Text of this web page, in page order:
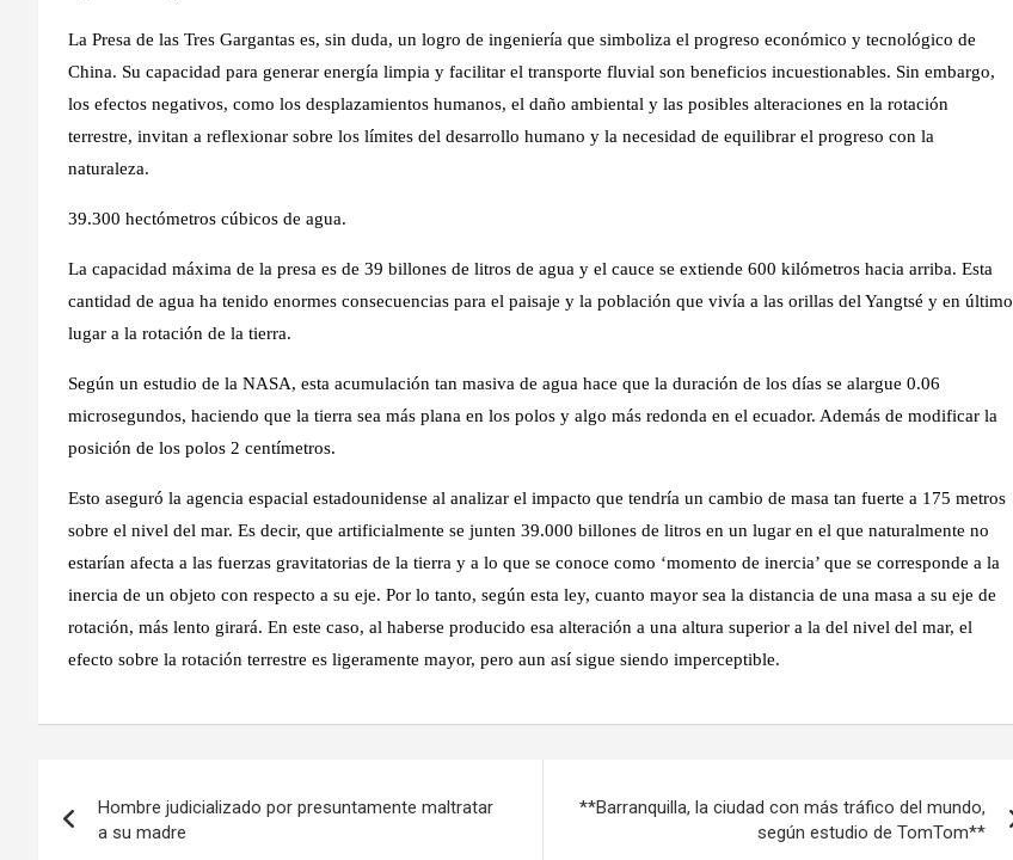
La Presa de las Tres Gargantas es, sin duda, un logro de ingeniería que simboliza el progreso económico y tecnológico de
China. Su capacidad para generar energía limpia y facilitar el transporte fluvial son beneficios incuestionables. Sin embargo,
los efectos negativos, como los desplazamientos humanos, el daño ambiental y las posibles alteraciones en la rotación
terrestre, invitan a reflexionar sobre los límites del desarrollo humano y la necesidad de equilibrar el progreso con la
naturaleza.
39.300 hectómetros cúbicos de agua.
La capacidad máxima de la presa es de 39 billones de litros de agua y el cauce se extiende 600 kilómetros hacia arriba. Esta
cantidad de agua ha tenido enormes consecuencias para el paisaje y la población que vivía a las orillas del Yangtsé y en último
lugar a la rotación de la tierra.
Según un estudio de la NASA, esta acumulación tan masiva de agua hace que la duración de los días se alargue 0.06
microsegundos, haciendo que la tierra sea más plana en los polos y algo más redonda en el ecuador. Además de modificar la
posición de los polos 2 centímetros.
Esto aseguró la agencia espacial estadounidense al analizar el impacto que tendría un cambio de masa tan fuerte a 175 metros
sobre el nivel del mar. Es decir, que artificialmente se junten 39.000 billones de litros en un lugar en el que naturalmente no
estarían afecta a las fuerzas gravitatorias de la tierra y a lo que se conoce como ‘momento de inercia’ que se corresponde a la
inercia de un objeto con respecto a su eje. Por lo tanto, según esta ley, cuanto mayor sea la distancia de una masa a su eje de
rotación, más lento girará. En este caso, al haberse producido esa alteración a una altura superior a la del nivel del mar, el
efecto sobre la rotación terrestre es ligeramente mayor, pero aun así sigue siendo imperceptible.
de
Hombre judicializado por presuntamente maltratar
a su madre
**Barranquilla, la ciudad con más tráfico del mundo,
según estudio de TomTom**